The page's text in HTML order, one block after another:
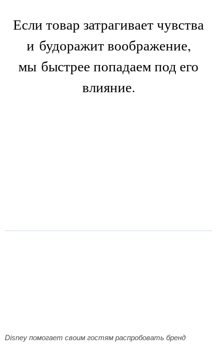
Если товар затрагивает чувства
и будоражит воображение,
мы быстрее попадаем под его
влияние.
Disney помогает своим гостям распробовать бренд